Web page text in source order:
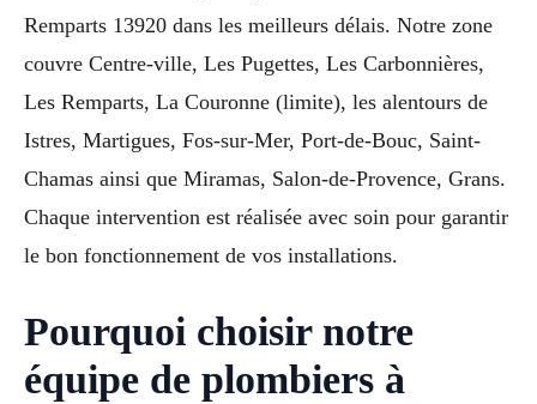
Remparts 13920 dans les meilleurs délais. Notre zone
couvre Centre-ville, Les Pugettes, Les Carbonnières,
Les Remparts, La Couronne (limite), les alentours de
Istres, Martigues, Fos-sur-Mer, Port-de-Bouc, Saint-
Chamas ainsi que Miramas, Salon-de-Provence, Grans.
Chaque intervention est réalisée avec soin pour garantir
le bon fonctionnement de vos installations.
Pourquoi choisir notre
équipe de plombiers à